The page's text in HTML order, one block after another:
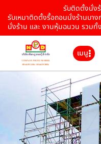
รับติดตั้งนั่ง
รับเหมาติดตั้งรื้อถอนนั่งร้านบา
นั่งร้าน และ งานหุ้มฉนวน รวม
เมนู